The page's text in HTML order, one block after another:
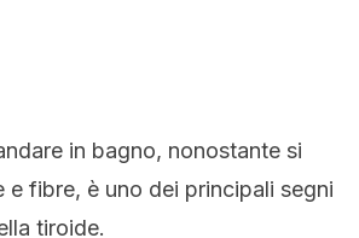
in bagno, nonostante si
e fibre, è uno dei principali segni
tiroide.